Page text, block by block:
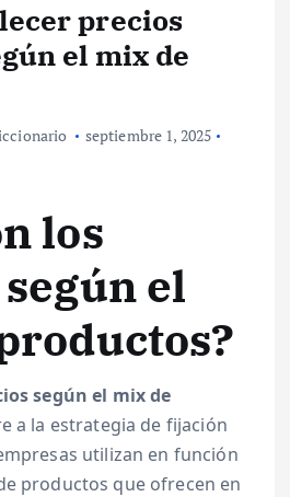
precios
el mix de
septiembre 1, 2025
los
el
según el mix de
a la estrategia de fijación
utilizan en función
productos que ofrecen en